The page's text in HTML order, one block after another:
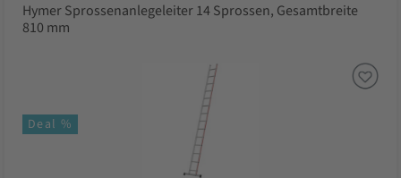
Hymer Sprossenanlegeleiter 14 Sprossen, Gesamtbreite
810 mm
Deal %